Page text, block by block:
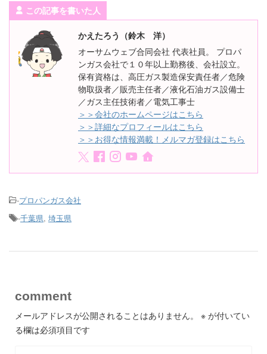
この記事を書いた人
かえたろう（鈴木 洋）
オーサムウェブ合同会社 代表社員。 プロパ
ンガス会社で１０年以上勤務後、会社設立。
保有資格は、高圧ガス製造保安責任者／危険
物取扱者／販売主任者／液化石油ガス設備士
／ガス主任技術者／電気工事士
＞＞会社のホームページはこちら
＞＞詳細なプロフィールはこちら
＞＞お得な情報満載！メルマガ登録はこちら
-プロパンガス会社
-千葉県, 埼玉県
comment
メールアドレスが公開されることはありません。 ※ が付いてい
る欄は必須項目です